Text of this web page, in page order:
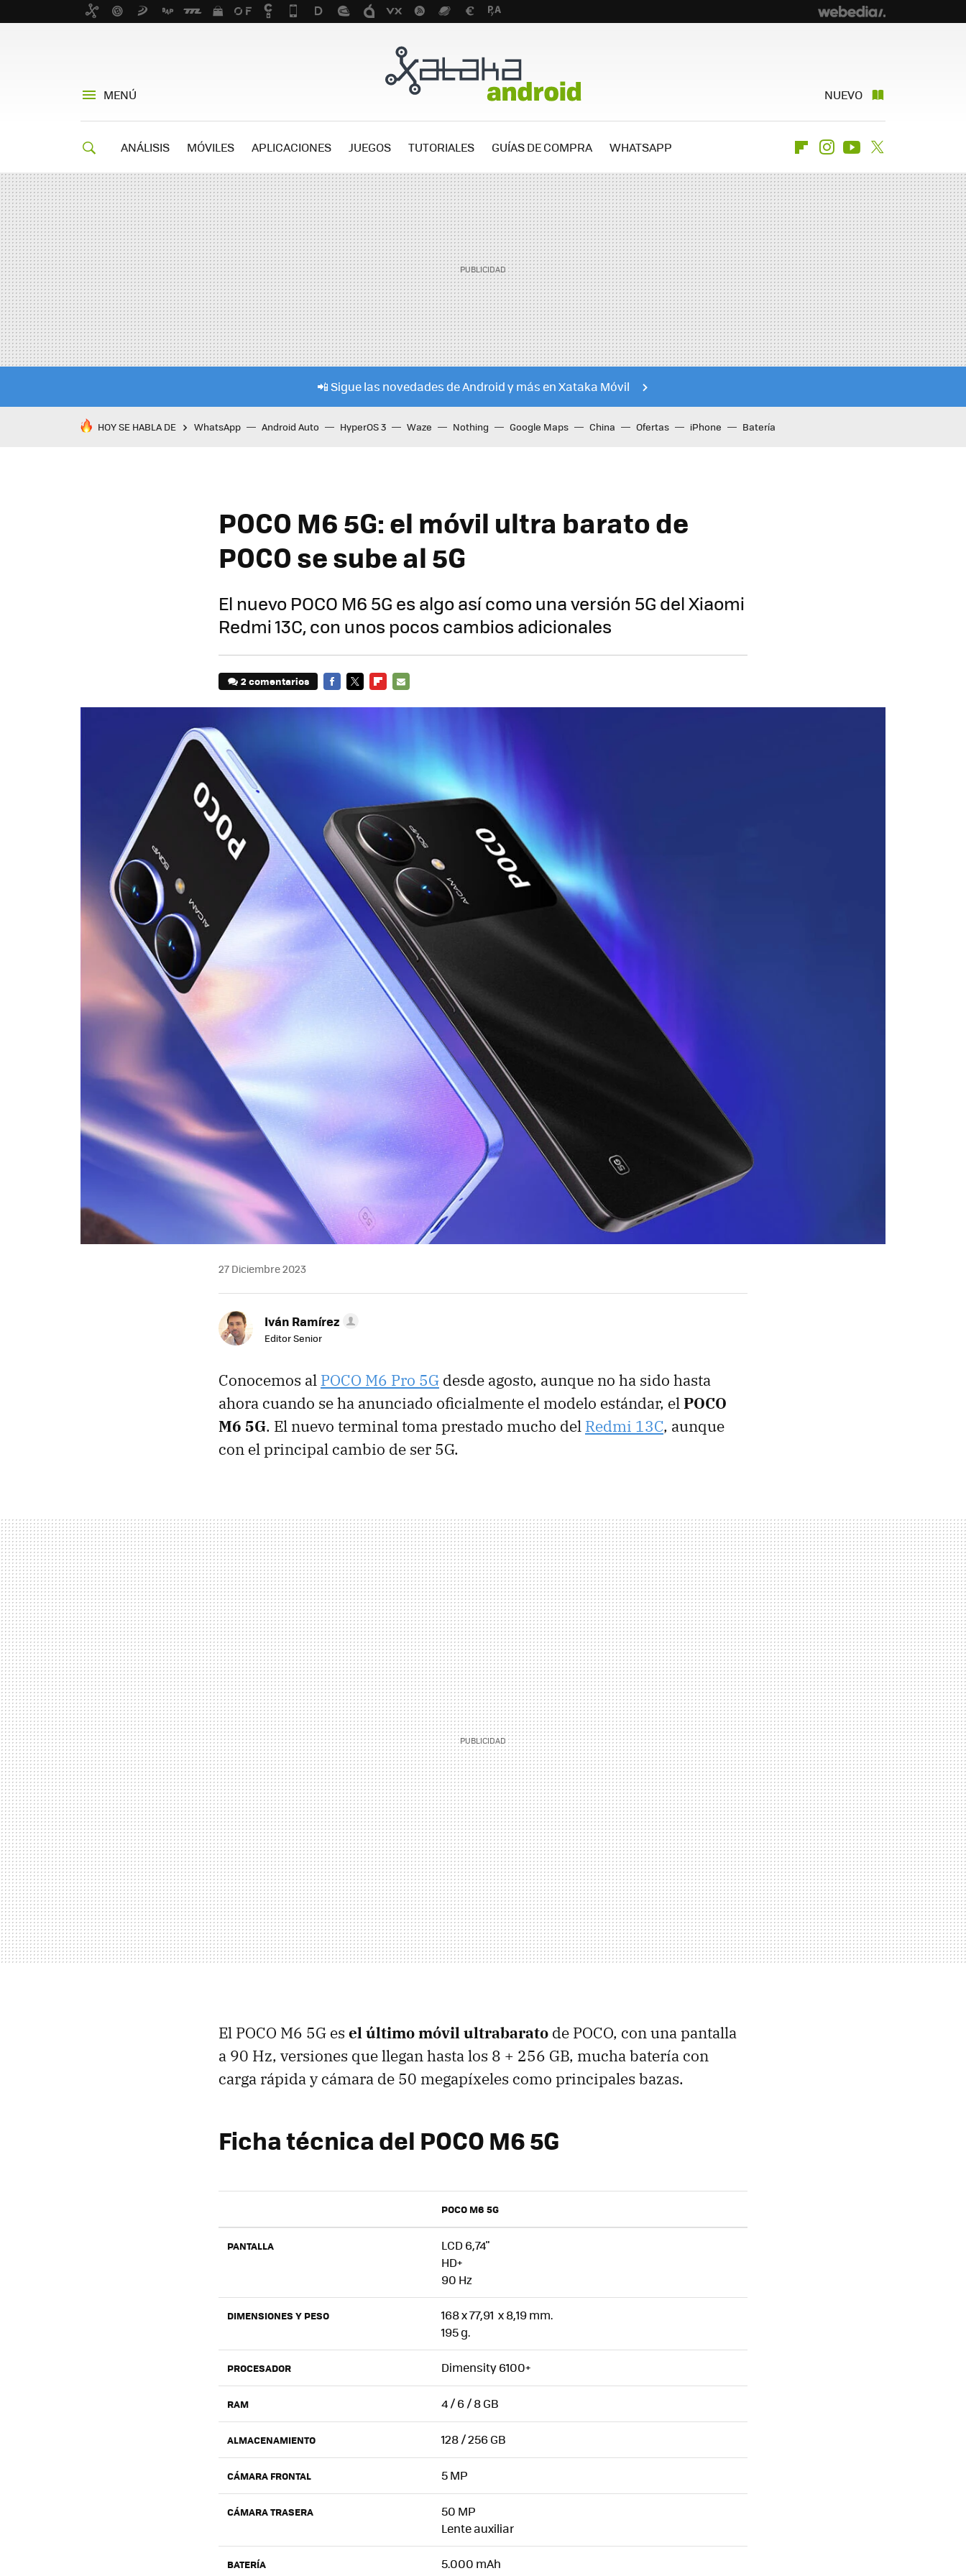
MENÚ NUEVO
ANÁLISIS MÓVILES APLICACIONES JUEGOS TUTORIALES GUÍAS DE COMPRA WHATSAPP FlipboardInstagramYoutube
📲 Sigue las novedades de Android y más en Xataka Móvil
HOY SE HABLA DE WhatsApp Android Auto HyperOS 3 Waze Nothing Google Maps China Ofertas iPhone Batería
POCO M6 5G: el móvil ultra barato de
POCO se sube al 5G
El nuevo POCO M6 5G es algo así como una versión 5G del Xiaomi
Redmi 13C, con unos pocos cambios adicionales
2 comentarios
27 Diciembre 2023
Iván Ramírez
Editor Senior
Conocemos al POCO M6 Pro 5G desde agosto, aunque no ha sido hasta
ahora cuando se ha anunciado oficialmente el modelo estándar, elPOCO
M6 5G. El nuevo terminal toma prestado mucho del Redmi 13C, aunque
con el principal cambio de ser 5G.
El POCO M6 5G es el último móvil ultrabarato de POCO, con una pantalla
a 90 Hz, versiones que llegan hasta los 8 + 256 GB, mucha batería con
carga rápida y cámara de 50 megapíxeles como principales bazas.
Ficha técnica del POCO M6 5G
POCO M6 5G
PANTALLA
LCD 6,74"
HD+
90 Hz
DIMENSIONES Y PESO
168 x 77,91 x 8,19 mm.
195 g.
PROCESADOR Dimensity 6100+
RAM 4 / 6 / 8 GB
ALMACENAMIENTO 128 / 256 GB
CÁMARA FRONTAL 5 MP
CÁMARA TRASERA
50 MP
Lente auxiliar
BATERÍA
5.000 mAh